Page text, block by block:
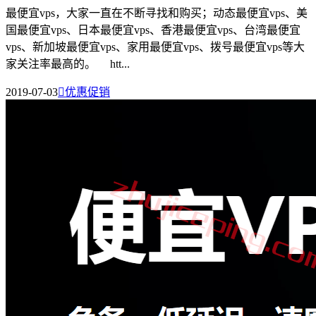
最便宜vps，大家一直在不断寻找和购买；动态最便宜vps、美
国最便宜vps、日本最便宜vps、香港最便宜vps、台湾最便宜
vps、新加坡最便宜vps、家用最便宜vps、拨号最便宜vps等大
家关注率最高的。 htt...
2019-07-03优惠促销